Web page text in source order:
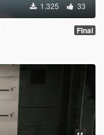
1.325 33
FInal